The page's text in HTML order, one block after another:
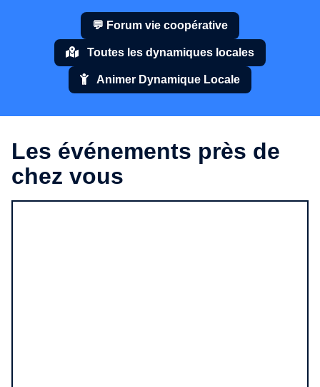
💬 Forum vie coopérative
Toutes les dynamiques locales
Animer Dynamique Locale
Les événements près de
chez vous